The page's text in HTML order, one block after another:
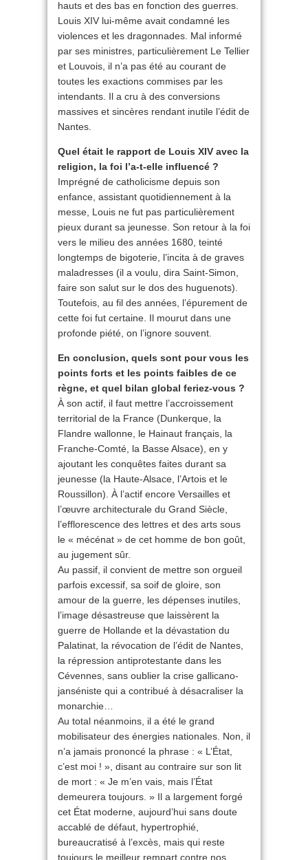
hauts et des bas en fonction des guerres.
Louis XIV lui-même avait condamné les
violences et les dragonnades. Mal informé
par ses ministres, particulièrement Le Tellier
et Louvois, il n’a pas été au courant de
toutes les exactions commises par les
intendants. Il a cru à des conversions
massives et sincères rendant inutile l’édit de
Nantes.
Quel était le rapport de Louis XIV avec la
religion, la foi l’a-t-elle influencé ?
Imprégné de catholicisme depuis son
enfance, assistant quotidiennement à la
messe, Louis ne fut pas particulièrement
pieux durant sa jeunesse. Son retour à la foi
vers le milieu des années 1680, teinté
longtemps de bigoterie, l’incita à de graves
maladresses (il a voulu, dira Saint-Simon,
faire son salut sur le dos des huguenots).
Toutefois, au fil des années, l’épurement de
cette foi fut certaine. Il mourut dans une
profonde piété, on l’ignore souvent.
En conclusion, quels sont pour vous les
points forts et les points faibles de ce
règne, et quel bilan global feriez-vous ?
À son actif, il faut mettre l’accroissement
territorial de la France (Dunkerque, la
Flandre wallonne, le Hainaut français, la
Franche-Comté, la Basse Alsace), en y
ajoutant les conquêtes faites durant sa
jeunesse (la Haute-Alsace, l’Artois et le
Roussillon). À l’actif encore Versailles et
l’œuvre architecturale du Grand Siècle,
l’efflorescence des lettres et des arts sous
le « mécénat » de cet homme de bon goût,
au jugement sûr.
Au passif, il convient de mettre son orgueil
parfois excessif, sa soif de gloire, son
amour de la guerre, les dépenses inutiles,
l’image désastreuse que laissèrent la
guerre de Hollande et la dévastation du
Palatinat, la révocation de l’édit de Nantes,
la répression antiprotestante dans les
Cévennes, sans oublier la crise gallicano-
janséniste qui a contribué à désacraliser la
monarchie…
Au total néanmoins, il a été le grand
mobilisateur des énergies nationales. Non, il
n’a jamais prononcé la phrase : « L’État,
c’est moi ! », disant au contraire sur son lit
de mort : « Je m’en vais, mais l’État
demeurera toujours. » Il a largement forgé
cet État moderne, aujourd’hui sans doute
accablé de défaut, hypertrophié,
bureaucratisé à l’excès, mais qui reste
toujours le meilleur rempart contre nos